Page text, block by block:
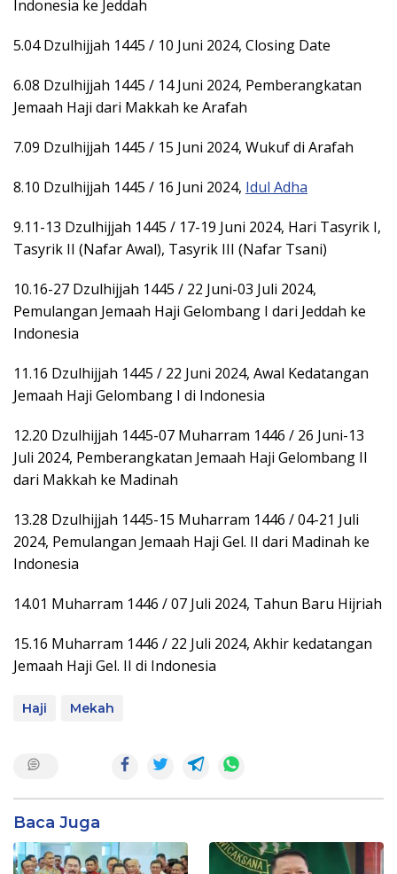
Indonesia ke Jeddah
5.04 Dzulhijjah 1445 / 10 Juni 2024, Closing Date
6.08 Dzulhijjah 1445 / 14 Juni 2024, Pemberangkatan
Jemaah Haji dari Makkah ke Arafah
7.09 Dzulhijjah 1445 / 15 Juni 2024, Wukuf di Arafah
8.10 Dzulhijjah 1445 / 16 Juni 2024, Idul Adha
9.11-13 Dzulhijjah 1445 / 17-19 Juni 2024, Hari Tasyrik I,
Tasyrik II (Nafar Awal), Tasyrik III (Nafar Tsani)
10.16-27 Dzulhijjah 1445 / 22 Juni-03 Juli 2024,
Pemulangan Jemaah Haji Gelombang I dari Jeddah ke
Indonesia
11.16 Dzulhijjah 1445 / 22 Juni 2024, Awal Kedatangan
Jemaah Haji Gelombang I di Indonesia
12.20 Dzulhijjah 1445-07 Muharram 1446 / 26 Juni-13
Juli 2024, Pemberangkatan Jemaah Haji Gelombang II
dari Makkah ke Madinah
13.28 Dzulhijjah 1445-15 Muharram 1446 / 04-21 Juli
2024, Pemulangan Jemaah Haji Gel. II dari Madinah ke
Indonesia
14.01 Muharram 1446 / 07 Juli 2024, Tahun Baru Hijriah
15.16 Muharram 1446 / 22 Juli 2024, Akhir kedatangan
Jemaah Haji Gel. II di Indonesia
Haji Mekah
Baca Juga